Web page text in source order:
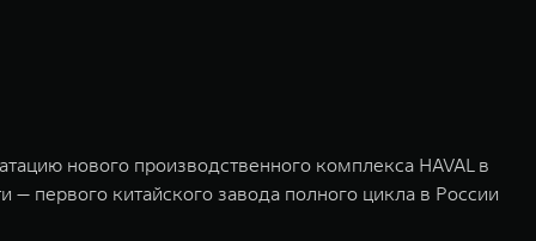
нового производственного комплекса HAVAL в
— первого китайского завода полного цикла в России